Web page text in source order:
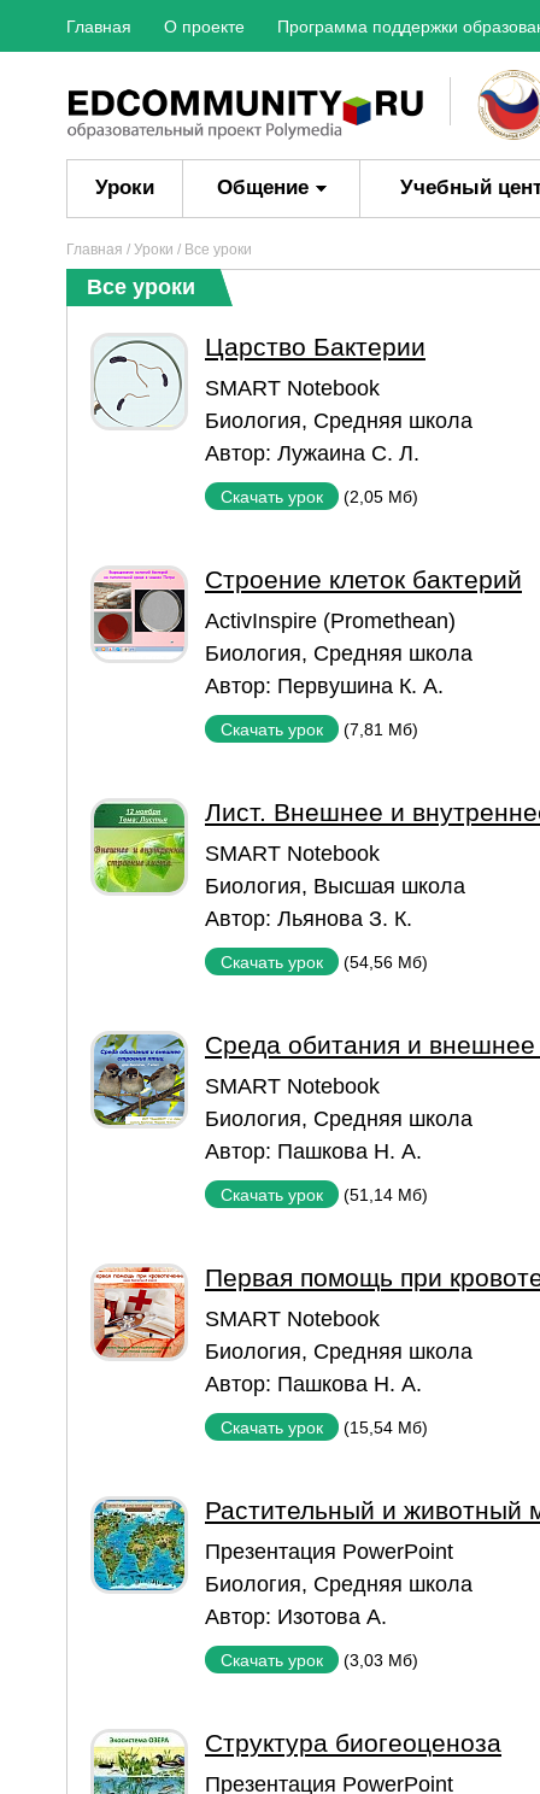
Главная О проекте Программа поддержки
Уроки Общение Учебный
Главная / Уроки / Все уроки
Все уроки
Царство Бактерии
SMART Notebook
Биология, Средняя школа
Автор: Лужаина С. Л.
Скачать урок (2,05 Мб)
Строение клеток бактерий
ActivInspire (Promethean)
Биология, Средняя школа
Автор: Первушина К. А.
Скачать урок (7,81 Мб)
Лист. Внешнее и
SMART Notebook
Биология, Высшая школа
Автор: Льянова З. К.
Скачать урок (54,56 Мб)
Среда обитания и внешнее
SMART Notebook
Биология, Средняя школа
Автор: Пашкова Н. А.
Скачать урок (51,14 Мб)
Первая помощь при
SMART Notebook
Биология, Средняя школа
Автор: Пашкова Н. А.
Скачать урок (15,54 Мб)
Растительный и животный
Презентация PowerPoint
Биология, Средняя школа
Автор: Изотова А.
Скачать урок (3,03 Мб)
Структура биогеоценоза
Презентация PowerPoint